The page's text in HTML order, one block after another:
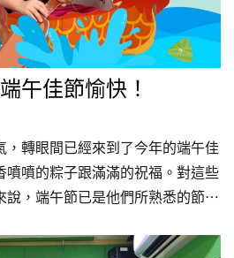
午佳節愉快！
轉眼間已經來到了今年的端午佳
噴的粽子跟滿滿的祝福。對這些
，端午節已是他們所熟悉的節
的支持與陪伴，讓關愛的一點一